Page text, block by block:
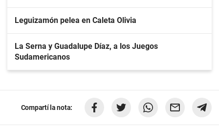
Leguizamón pelea en Caleta Olivia
La Serna y Guadalupe Díaz, a los Juegos
Sudamericanos
Compartí la nota: